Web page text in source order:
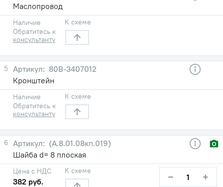
Маслопровод
Наличие
Обратитесь к
консультанту
К схеме
5
80В-3407012
Кронштейн
Наличие
Обратитесь к
консультанту
К схеме
6
(А.8.01.08кп.019)
Шайба d= 8 плоская
Цена с НДС
382 руб.
К схеме − +